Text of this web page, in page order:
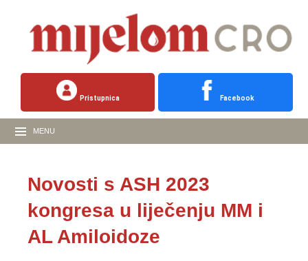
Pristupnica Facebook
MENU
Novosti s ASH 2023
kongresa u liječenju MM i
AL Amiloidoze